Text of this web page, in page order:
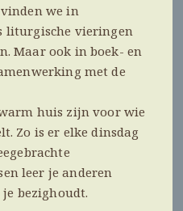
we in
liturgische vieringen
Maar ook in boek- en
met de
huis zijn voor wie
Zo is er elke dinsdag
leer je anderen
bezighoudt.